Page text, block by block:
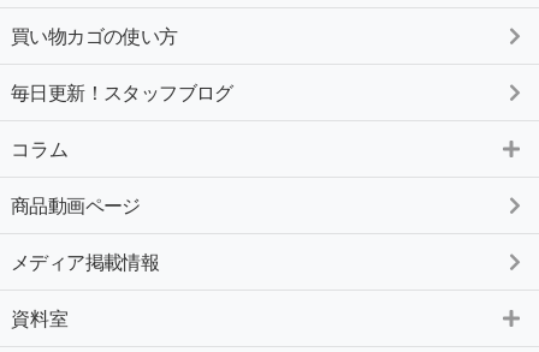
買い物カゴの使い方
毎日更新！スタッフブログ
コラム
商品動画ページ
メディア掲載情報
資料室